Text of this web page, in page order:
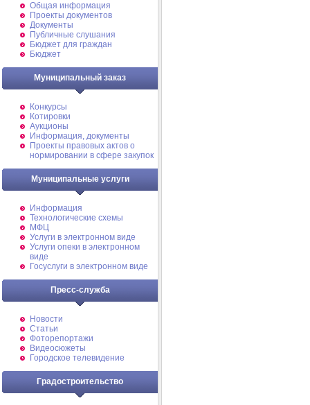
Общая информация
Проекты документов
Документы
Публичные слушания
Бюджет для граждан
Бюджет
Муниципальный заказ
Конкурсы
Котировки
Аукционы
Информация, документы
Проекты правовых актов о
нормировании в сфере закупок
Муниципальные услуги
Информация
Технологические схемы
МФЦ
Услуги в электронном виде
Услуги опеки в электронном
виде
Госуслуги в электронном виде
Пресс-служба
Новости
Статьи
Фоторепортажи
Видеосюжеты
Городское телевидение
Градостроительство